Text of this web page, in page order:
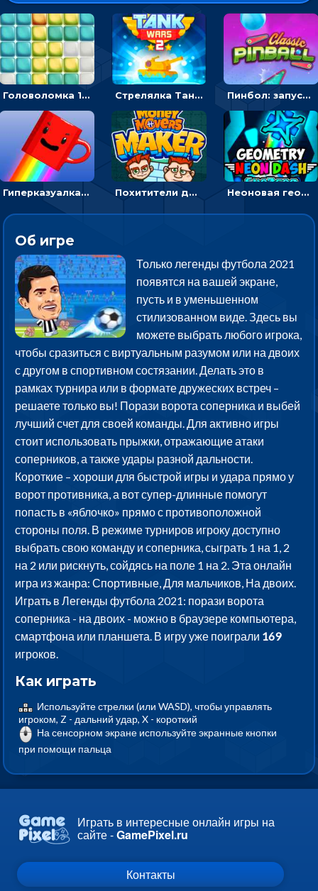
Головоломка 10х10 Стрелялка Танковые войны: бить по танку врага, чтобы уничтожить зло Пинбол: запускать шарик, чтобы выбивать очки
Гиперказуалка Летающая чашка кофе: двигаться и собирать кубики сахара Похитители денег: управляйте друзьями и соберите все мешки с долларами Неоновая геометрия: прыгай через препятствия и собирай шары
Об игре
Только легенды футбола 2021
появятся на вашей экране,
пусть и в уменьшенном
стилизованном виде. Здесь вы
можете выбрать любого игрока,
чтобы сразиться с виртуальным разумом или на двоих
с другом в спортивном состязании. Делать это в
рамках турнира или в формате дружеских встреч –
решаете только вы! Порази ворота соперника и выбей
лучший счет для своей команды. Для активно игры
стоит использовать прыжки, отражающие атаки
соперников, а также удары разной дальности.
Короткие – хороши для быстрой игры и удара прямо у
ворот противника, а вот супер-длинные помогут
попасть в «яблочко» прямо с противоположной
стороны поля. В режиме турниров игроку доступно
выбрать свою команду и соперника, сыграть 1 на 1, 2
на 2 или рискнуть, сойдясь на поле 1 на 2. Эта онлайн
игра из жанра: Спортивные, Для мальчиков, На двоих.
Играть в Легенды футбола 2021: порази ворота
соперника - на двоих - можно в браузере компьютера,
смартфона или планшета. В игру уже поиграли 169
игроков.
Как играть
Используйте стрелки (или WASD), чтобы управлять
игроком, Z - дальний удар, X - короткий
На сенсорном экране используйте экранные кнопки
при помощи пальца
Играть в интересные онлайн игры на
сайте -GamePixel.ru
Контакты